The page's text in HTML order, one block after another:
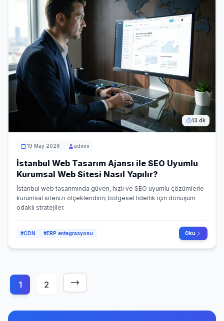
13 dk
19 May 2026 admin
İstanbul Web Tasarım Ajansı ile SEO Uyumlu
Kurumsal Web Sitesi Nasıl Yapılır?
İstanbul web tasarımında güven, hızlı ve SEO uyumlu çözümlerle
kurumsal sitenizi ölçeklendirin; bölgesel liderlik için dönüşüm
odaklı stratejiler.
#CDN #ERP entegrasyonu Oku
Yazı sayfalaması
1 2